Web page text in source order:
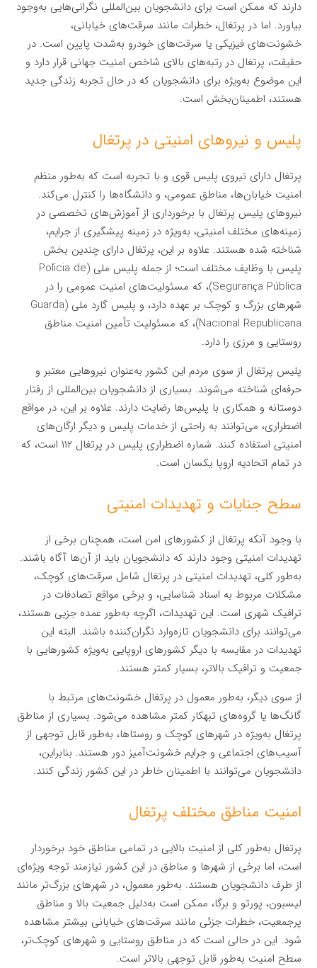
دارند که ممکن است برای دانشجویان بین‌المللی نگرانی‌هایی به‌وجود
بیاورد. اما در پرتغال، خطرات مانند سرقت‌های خیابانی،
خشونت‌های فیزیکی یا سرقت‌های خودرو به‌شدت پایین است. در
حقیقت، پرتغال در رتبه‌های بالای شاخص امنیت جهانی قرار دارد و
این موضوع به‌ویژه برای دانشجویان که در حال تجربه زندگی جدید
هستند، اطمینان‌بخش است.
پلیس و نیروهای امنیتی در پرتغال
پرتغال دارای نیروی پلیس قوی و با تجربه است که به‌طور منظم
امنیت خیابان‌ها، مناطق عمومی، و دانشگاه‌ها را کنترل می‌کند.
نیروهای پلیس پرتغال با برخورداری از آموزش‌های تخصصی در
زمینه‌های مختلف امنیتی، به‌ویژه در زمینه پیشگیری از جرایم،
شناخته شده هستند. علاوه بر این، پرتغال دارای چندین بخش
پلیس با وظایف مختلف است؛ از جمله پلیس ملی (Polícia de
Segurança Pública)، که مسئولیت‌های امنیت عمومی را در
شهرهای بزرگ و کوچک بر عهده دارد، و پلیس گارد ملی (Guarda
Nacional Republicana)، که مسئولیت تأمین امنیت مناطق
روستایی و مرزی را دارد.
پلیس پرتغال از سوی مردم این کشور به‌عنوان نیروهایی معتبر و
حرفه‌ای شناخته می‌شوند. بسیاری از دانشجویان بین‌المللی از رفتار
دوستانه و همکاری با پلیس‌ها رضایت دارند. علاوه بر این، در مواقع
اضطراری، می‌توانند به راحتی از خدمات پلیس و دیگر ارگان‌های
امنیتی استفاده کنند. شماره اضطراری پلیس در پرتغال ۱۱۲ است، که
در تمام اتحادیه اروپا یکسان است.
سطح جنایات و تهدیدات امنیتی
با وجود آنکه پرتغال از کشورهای امن است، همچنان برخی از
تهدیدات امنیتی وجود دارند که دانشجویان باید از آن‌ها آگاه باشند.
به‌طور کلی، تهدیدات امنیتی در پرتغال شامل سرقت‌های کوچک،
مشکلات مربوط به اسناد شناسایی، و برخی مواقع تصادفات در
ترافیک شهری است. این تهدیدات، اگرچه به‌طور عمده جزیی هستند،
می‌توانند برای دانشجویان تازه‌وارد نگران‌کننده باشند. البته این
تهدیدات در مقایسه با دیگر کشورهای اروپایی به‌ویژه کشورهایی با
جمعیت و ترافیک بالاتر، بسیار کمتر هستند.
از سوی دیگر، به‌طور معمول در پرتغال خشونت‌های مرتبط با
گانگ‌ها یا گروه‌های تبهکار کمتر مشاهده می‌شود. بسیاری از مناطق
پرتغال به‌ویژه در شهرهای کوچک و روستاها، به‌طور قابل توجهی از
آسیب‌های اجتماعی و جرایم خشونت‌آمیز دور هستند. بنابراین،
دانشجویان می‌توانند با اطمینان خاطر در این کشور زندگی کنند.
امنیت مناطق مختلف پرتغال
پرتغال به‌طور کلی از امنیت بالایی در تمامی مناطق خود برخوردار
است، اما برخی از شهرها و مناطق در این کشور نیازمند توجه ویژه‌ای
از طرف دانشجویان هستند. به‌طور معمول، در شهرهای بزرگ‌تر مانند
لیسبون، پورتو و برگا، ممکن است به‌دلیل جمعیت بالا و مناطق
پرجمعیت، خطرات جزئی مانند سرقت‌های خیابانی بیشتر مشاهده
شود. این در حالی است که در مناطق روستایی و شهرهای کوچک‌تر،
سطح امنیت به‌طور قابل توجهی بالاتر است.